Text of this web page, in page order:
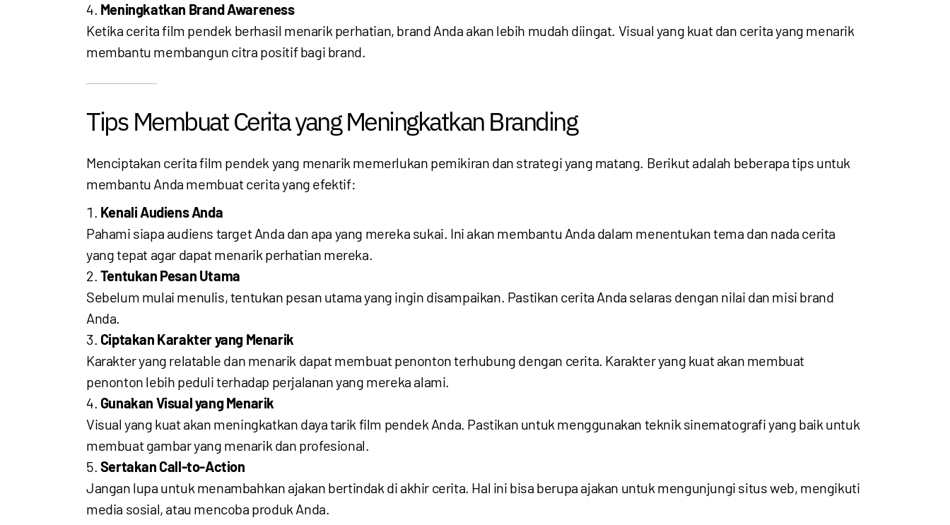
Meningkatkan Brand Awareness
Ketika cerita film pendek berhasil menarik perhatian, brand Anda akan lebih mudah diingat. Visual yang kuat dan cerita yang menarik
membantu membangun citra positif bagi brand.
Tips Membuat Cerita yang Meningkatkan Branding
Menciptakan cerita film pendek yang menarik memerlukan pemikiran dan strategi yang matang. Berikut adalah beberapa tips untuk
membantu Anda membuat cerita yang efektif:
Kenali Audiens Anda
Pahami siapa audiens target Anda dan apa yang mereka sukai. Ini akan membantu Anda dalam menentukan tema dan nada cerita
yang tepat agar dapat menarik perhatian mereka.
Tentukan Pesan Utama
Sebelum mulai menulis, tentukan pesan utama yang ingin disampaikan. Pastikan cerita Anda selaras dengan nilai dan misi brand
Anda.
Ciptakan Karakter yang Menarik
Karakter yang relatable dan menarik dapat membuat penonton terhubung dengan cerita. Karakter yang kuat akan membuat
penonton lebih peduli terhadap perjalanan yang mereka alami.
Gunakan Visual yang Menarik
Visual yang kuat akan meningkatkan daya tarik film pendek Anda. Pastikan untuk menggunakan teknik sinematografi yang baik untuk
membuat gambar yang menarik dan profesional.
Sertakan Call-to-Action
Jangan lupa untuk menambahkan ajakan bertindak di akhir cerita. Hal ini bisa berupa ajakan untuk mengunjungi situs web, mengikuti
media sosial, atau mencoba produk Anda.